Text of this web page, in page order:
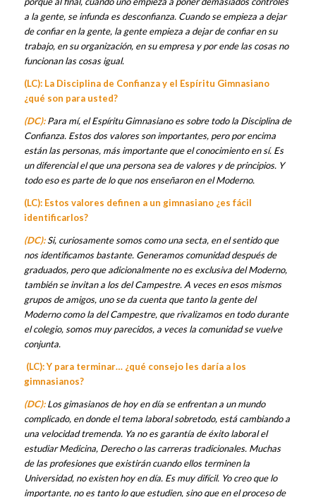
a la gente, se infunda es desconfianza. Cuando se empieza a dejar
de confiar en la gente, la gente empieza a dejar de confiar en su
trabajo, en su organización, en su empresa y por ende las cosas no
funcionan las cosas igual.
(LC): La Disciplina de Confianza y el Espíritu Gimnasiano
¿qué son para usted?
(DC):Para mí, el Espíritu Gimnasiano es sobre todo la Disciplina de
Confianza. Estos dos valores son importantes, pero por encima
están las personas, más importante que el conocimiento en sí. Es
un diferencial el que una persona sea de valores y de principios. Y
todo eso es parte de lo que nos enseñaron en el Moderno.
(LC): Estos valores definen a un gimnasiano ¿es fácil
identificarlos?
(DC):Si, curiosamente somos como una secta, en el sentido que
nos identificamos bastante. Generamos comunidad después de
graduados, pero que adicionalmente no es exclusiva del Moderno,
también se invitan a los del Campestre. A veces en esos mismos
grupos de amigos, uno se da cuenta que tanto la gente del
Moderno como la del Campestre, que rivalizamos en todo durante
el colegio, somos muy parecidos, a veces la comunidad se vuelve
conjunta.
(LC): Y para terminar… ¿qué consejo les daría a los
gimnasianos?
(DC):Los gimasianos de hoy en día se enfrentan a un mundo
complicado, en donde el tema laboral sobretodo, está cambiando a
una velocidad tremenda. Ya no es garantía de éxito laboral el
estudiar Medicina, Derecho o las carreras tradicionales. Muchas
de las profesiones que existirán cuando ellos terminen la
Universidad, no existen hoy en día. Es muy difícil. Yo creo que lo
importante, no es tanto lo que estudien, sino que en el proceso de